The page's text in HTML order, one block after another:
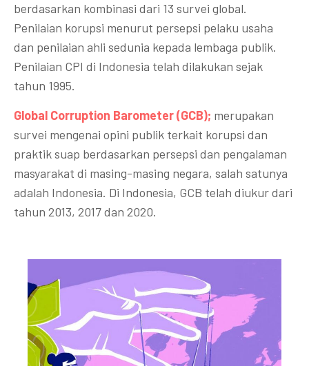
berdasarkan kombinasi dari 13 survei global.
Penilaian korupsi menurut persepsi pelaku usaha
dan penilaian ahli sedunia kepada lembaga publik.
Penilaian CPI di Indonesia telah dilakukan sejak
tahun 1995.
Global Corruption Barometer (GCB); merupakan
survei mengenai opini publik terkait korupsi dan
praktik suap berdasarkan persepsi dan pengalaman
masyarakat di masing-masing negara, salah satunya
adalah Indonesia. Di Indonesia, GCB telah diukur dari
tahun 2013, 2017 dan 2020.